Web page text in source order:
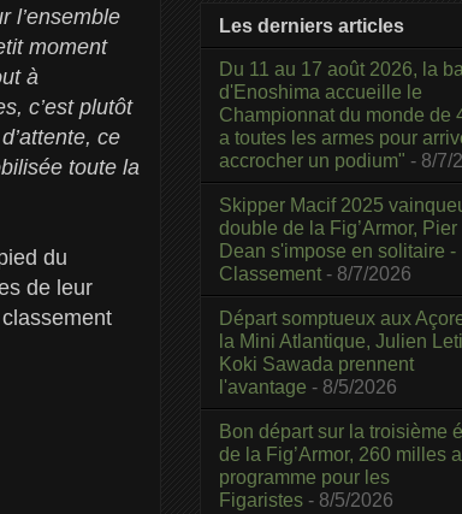
l’ensemble
moment
à
c’est plutôt
ce
toute la
du
de leur
Les derniers articles
Du 11 au 17 août 2026, la
d'Enoshima accueille le
Championnat du monde de
a toutes les armes pour
accrocher un podium" - 8/7/
Skipper Macif 2025
double de la Fig’Armor,
Dean s'impose en solitaire -
Classement - 8/7/2026
Départ somptueux aux
la Mini Atlantique, Julien
Koki Sawada prennent
l'avantage - 8/5/2026
Bon départ sur la troisième
de la Fig’Armor, 260 milles
programme pour les
Figaristes - 8/5/2026